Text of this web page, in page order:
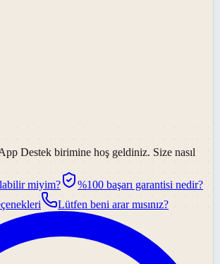
Destek birimine hoş geldiniz. Size nasıl
miyim?
%100 başarı garantisi nedir?
Lütfen beni arar mısınız?